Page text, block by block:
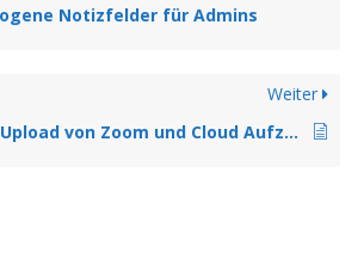
Notizfelder für Admins
Weiter
Automatischer Upload von Zoom und Cloud Aufzeichnungen direkt als neue Lektion